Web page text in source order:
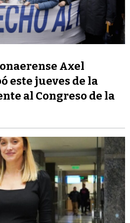
Axel
jueves de la
al Congreso de la